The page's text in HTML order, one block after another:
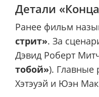
Детали
Ранее фильм
стрит». За
Дэвид Роберт
тобой»). Главные
Хэтэуэй и Юэн